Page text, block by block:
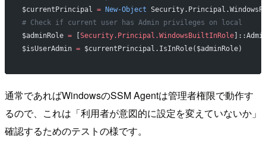
$currentPrincipal = New-Object
# Check if current user has Admin privileges on local
$adminRole = [ Security.Principal.WindowsBuiltInRole
$isUserAdmin = $currentPrincipal.IsInRole($adminRole)
通常であればWindowsのSSM Agentは管理者権限で動作す
るので、これは「利用者が意図的に設定を変えていないか」
確認するためのテストの様です。